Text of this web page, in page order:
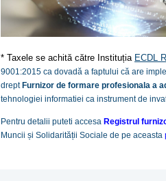
* Taxele se achită către Instituția ECDL
9001:2015 ca dovadă a faptului că are
drept Furnizor de formare profesionala a
tehnologiei informatiei ca instrument de
Pentru detalii puteti accesa Registrul
Muncii și Solidarității Sociale de pe aceasta